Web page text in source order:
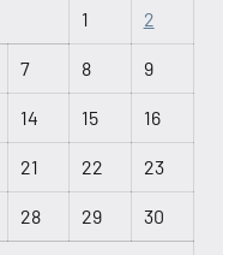
1 2
7 8 9
14 15 16
21 22 23
28 29 30